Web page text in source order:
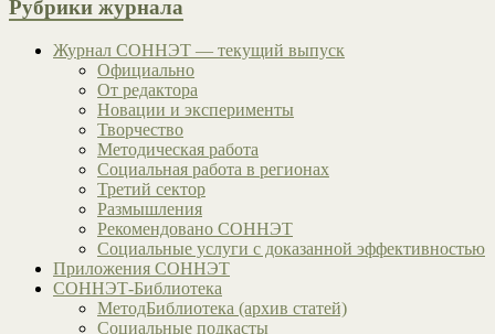
Рубрики журнала
Журнал СОННЭТ — текущий выпуск
Официально
От редактора
Новации и эксперименты
Творчество
Методическая работа
Социальная работа в регионах
Третий сектор
Размышления
Рекомендовано СОННЭТ
Социальные услуги с доказанной эффективностью
Приложения СОННЭТ
СОННЭТ-Библиотека
МетодБиблиотека (архив статей)
Социальные подкасты